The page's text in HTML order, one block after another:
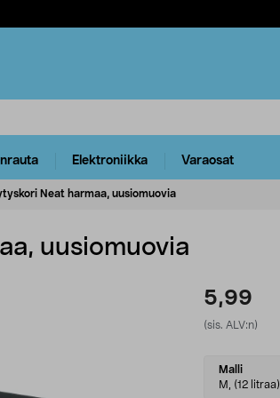
Elektroniikka Varaosat
Neat harmaa, uusiomuovia
uusiomuovia
5,99
(sis. ALV:n)
Select
variant
Malli
M, (12 litraa)